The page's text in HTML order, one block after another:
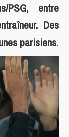
entre
Des
parisiens.